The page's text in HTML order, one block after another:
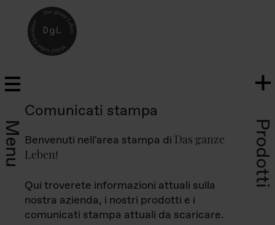
Menu Prodotti
Comunicati stampa
Benvenuti nell'area stampa di Das ganze
Leben!
Qui troverete informazioni attuali sulla
nostra azienda, i nostri prodotti e i
comunicati stampa attuali da scaricare.